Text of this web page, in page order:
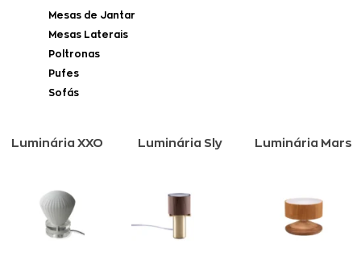
Mesas de Jantar
Mesas Laterais
Poltronas
Pufes
Sofás
Luminária XXO Luminária Sly Luminária Mars